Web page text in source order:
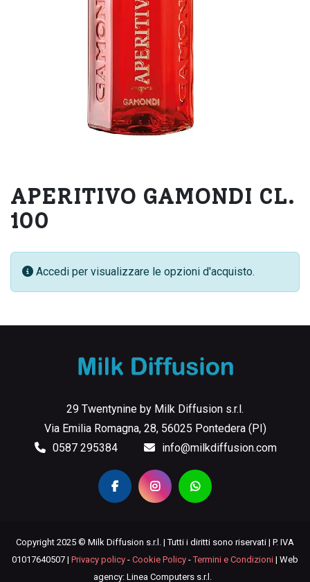
APERITIVO GAMONDI CL.
100
Accedi per visualizzare le opzioni d'acquisto.
29 Twentynine by Milk Diffusion s.r.l.
Via Emilia Romagna, 28, 56025 Pontedera (PI)
0587 295384
info@milkdiffusion.com
Copyright 2025 © Milk Diffusion s.r.l. | Tutti i diritti sono riservati | P. IVA
01017640507 | Privacy policy - Cookie Policy -Termini e Condizioni | Web
agency: Linea Computers s.r.l.